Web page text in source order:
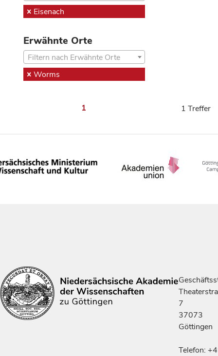
Eisenach
Erwähnte Orte
Filtern nach Erwähnte Orte
Worms
1 1 Treffer
7
37073
Göttingen
Telefon: